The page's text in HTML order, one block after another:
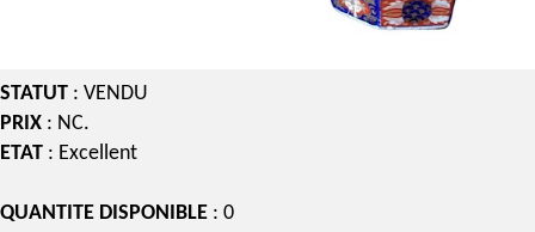
STATUT : VENDU
PRIX : NC.
ETAT : Excellent
QUANTITE DISPONIBLE : 0